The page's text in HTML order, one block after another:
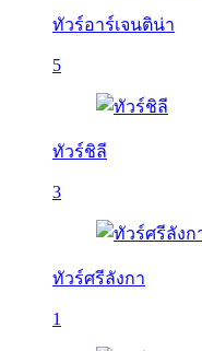
ทัวร์อาร์เจนติน่า
5
ทัวร์ชิลี
3
ทัวร์ศรีลังกา
1